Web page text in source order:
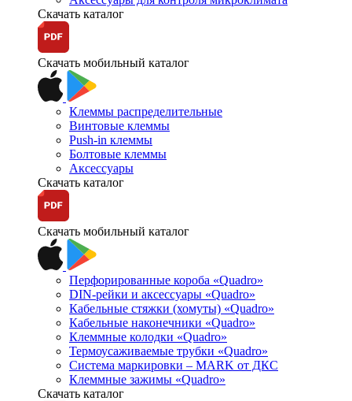
Скачать каталог
Скачать мобильный каталог
Клеммы распределительные
Винтовые клеммы
Push-in клеммы
Болтовые клеммы
Аксессуары
Скачать каталог
Скачать мобильный каталог
Перфорированные короба «Quadro»
DIN-рейки и аксессуары «Quadro»
Кабельные стяжки (хомуты) «Quadro»
Кабельные наконечники «Quadro»
Клеммные колодки «Quadro»
Термоусаживаемые трубки «Quadro»
Система маркировки – MARK от ДКС
Клеммные зажимы «Quadro»
Скачать каталог